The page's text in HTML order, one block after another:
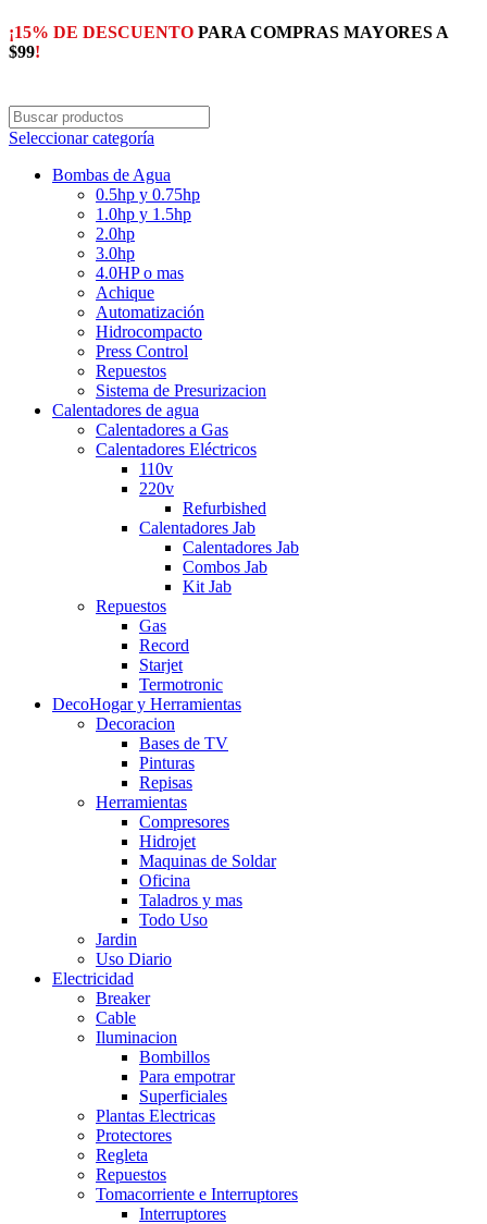
¡15% DE DESCUENTO PARA COMPRAS MAYORES A
$99!
Seleccionar categoría
Bombas de Agua
0.5hp y 0.75hp
1.0hp y 1.5hp
2.0hp
3.0hp
4.0HP o mas
Achique
Automatización
Hidrocompacto
Press Control
Repuestos
Sistema de Presurizacion
Calentadores de agua
Calentadores a Gas
Calentadores Eléctricos
110v
220v
Refurbished
Calentadores Jab
Calentadores Jab
Combos Jab
Kit Jab
Repuestos
Gas
Record
Starjet
Termotronic
DecoHogar y Herramientas
Decoracion
Bases de TV
Pinturas
Repisas
Herramientas
Compresores
Hidrojet
Maquinas de Soldar
Oficina
Taladros y mas
Todo Uso
Jardin
Uso Diario
Electricidad
Breaker
Cable
Iluminacion
Bombillos
Para empotrar
Superficiales
Plantas Electricas
Protectores
Regleta
Repuestos
Tomacorriente e Interruptores
Interruptores